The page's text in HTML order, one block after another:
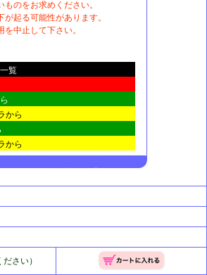
のをお求めください。
起る可能性があります。
中止して下さい。
覧
から
から
さい）